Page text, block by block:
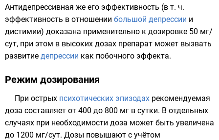
Антидепрессивная же его эффективность (в т. ч.
эффективность в отношении большой депрессии и
дистимии) доказана применительно к дозировке 50 мг/
сут, при этом в высоких дозах препарат может вызвать
развитие депрессии как побочного эффекта.
Режим дозирования
При острых психотических эпизодах рекомендуемая
доза составляет от 400 до 800 мг в сутки. В отдельных
случаях при необходимости доза может быть увеличена
до 1200 мг/сут. Дозы повышают с учётом